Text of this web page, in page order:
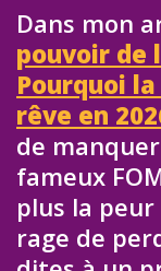
Dans mon
pouvoir de
Pourquoi
rêve en
de
fameux
plus la
rage de